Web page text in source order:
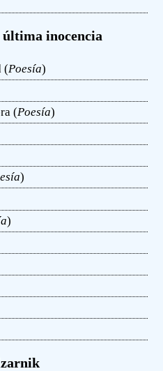
última inocencia
(Poesía)
(Poesía)
)
)